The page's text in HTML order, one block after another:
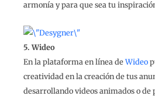
armonía y para que sea tu
5. Wideo
En la plataforma en línea deWideo
creatividad en la creación de tus
desarrollando videos animados o de